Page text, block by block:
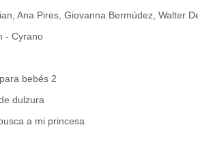
Ana Pires, Giovanna Bermúdez, Walter
- Cyrano
bebés 2
dulzura
a mi princesa